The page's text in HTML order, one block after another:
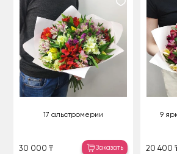
17 альстромерии
30 000 ₸ Заказать
9
20 400